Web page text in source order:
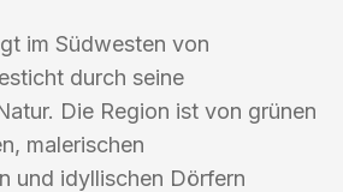
im Südwesten von
durch seine
Die Region ist von grünen
malerischen
und idyllischen Dörfern